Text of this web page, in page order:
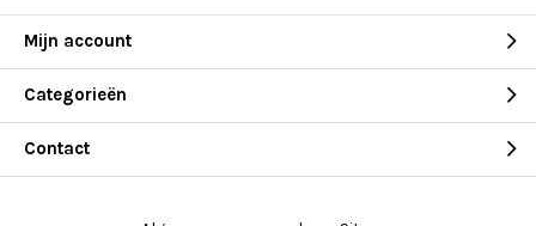
Mijn account
Categorieën
Contact